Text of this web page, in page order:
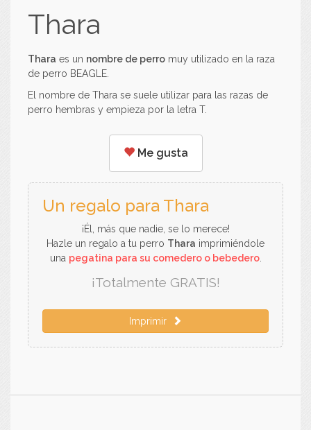
Thara
Thara es un nombre de perro muy utilizado en la raza
de perro BEAGLE.
El nombre de Thara se suele utilizar para las razas de
perro hembras y empieza por la letra T.
Me gusta
Un regalo para Thara
¡Él, más que nadie, se lo merece!
Hazle un regalo a tu perro Thara imprimiéndole
una pegatina para su comedero o bebedero.
¡Totalmente GRATIS!
Imprimir